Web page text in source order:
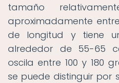
tamaño
aproximadamente
de longitud y tiene
alrededor de 55-65
oscila entre 100 y 180
se puede distinguir por